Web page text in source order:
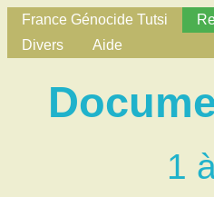
France Génocide Tutsi
Divers
Aide
1